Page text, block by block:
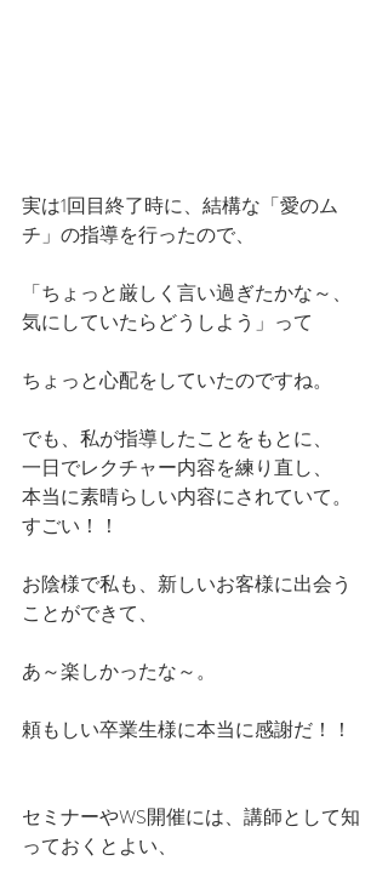
実は1回目終了時に、結構な「愛のム
チ」の指導を行ったので、
「ちょっと厳しく言い過ぎたかな～、
気にしていたらどうしよう」って
ちょっと心配をしていたのですね。
でも、私が指導したことをもとに、
一日でレクチャー内容を練り直し、
本当に素晴らしい内容にされていて。
すごい！！
お陰様で私も、新しいお客様に出会う
ことができて、
あ～楽しかったな～。
頼もしい卒業生様に本当に感謝だ！！
セミナーやWS開催には、講師として知
っておくとよい、